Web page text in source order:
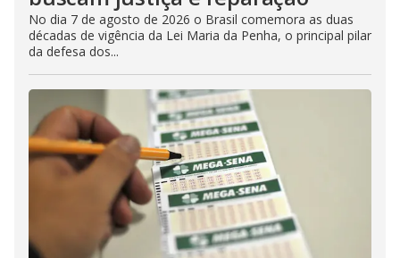
No dia 7 de agosto de 2026 o Brasil comemora as duas
décadas de vigência da Lei Maria da Penha, o principal pilar
da defesa dos...